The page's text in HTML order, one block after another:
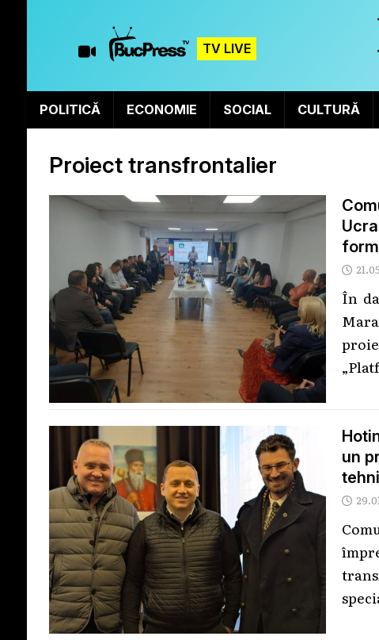
TV LIVE
POLITICĂ ECONOMIE SOCIAL CULTURĂ
Proiect transfrontalier
În
un